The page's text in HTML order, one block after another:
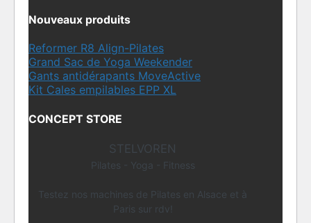
Nouveaux produits
Reformer R8 Align-Pilates
Grand Sac de Yoga Weekender
Gants antidérapants MoveActive
Kit Cales empilables EPP XL
CONCEPT STORE
STELVOREN
Pilates - Yoga - Fitness
Testez nos machines de Pilates en Alsace et à
Paris sur rdv!